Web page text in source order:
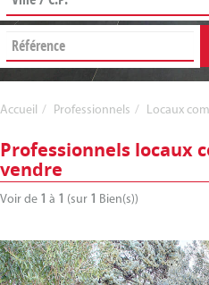
Accueil Professionnels Locaux
Professionnels locaux
vendre
Voir de 1 à 1 (sur 1 Bien(s))